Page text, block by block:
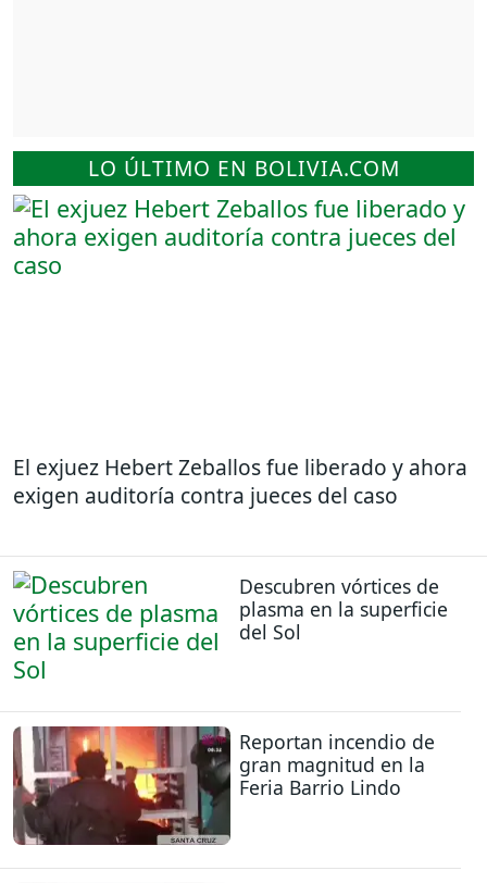
LO ÚLTIMO EN BOLIVIA.COM
El exjuez Hebert Zeballos fue liberado y ahora
exigen auditoría contra jueces del caso
Descubren vórtices de
plasma en la superficie
del Sol
Reportan incendio de
gran magnitud en la
Feria Barrio Lindo